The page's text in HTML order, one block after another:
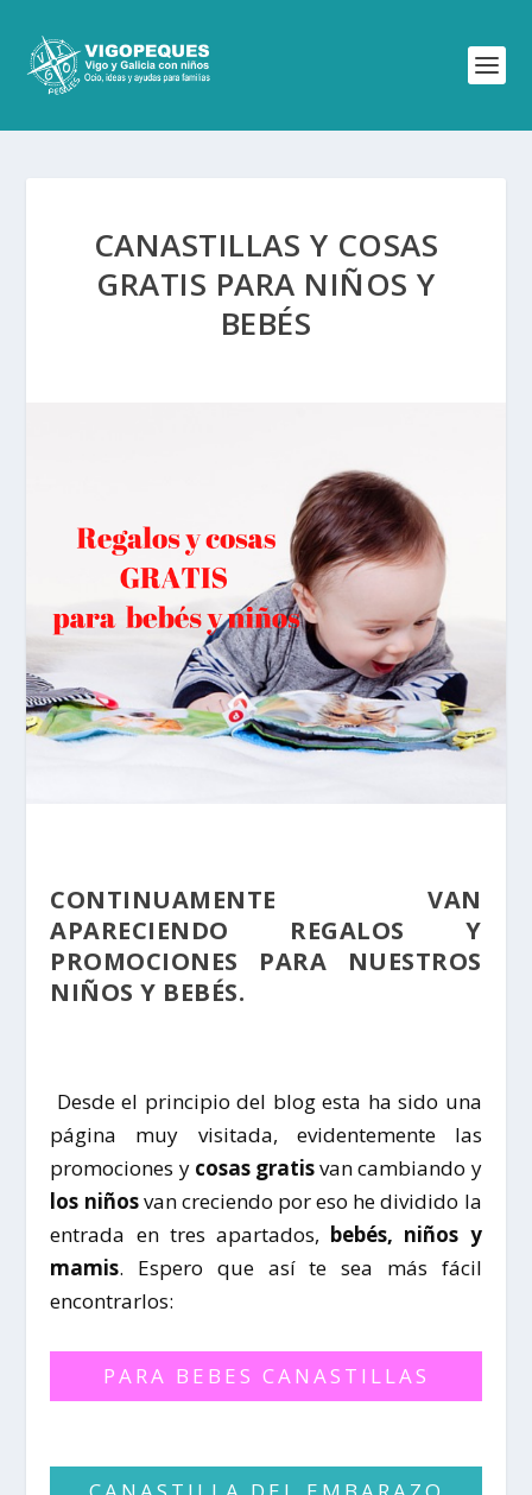
CANASTILLAS Y COSAS
GRATIS PARA NIÑOS Y
BEBÉS
CONTINUAMENTE VAN
APARECIENDO REGALOS Y
PROMOCIONES PARA NUESTROS
NIÑOS Y BEBÉS.
Desde el principio del blog esta ha sido una
página muy visitada, evidentemente las
promociones y cosas gratisvan cambiando y
los niñosvan creciendo por eso he dividido la
entrada en tres apartados, bebés, niños y
mamis. Espero que así te sea más fácil
encontrarlos:
PARA BEBES CANASTILLAS